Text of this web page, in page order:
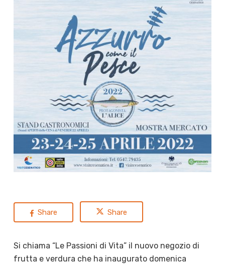
Share Share
Si chiama “Le Passioni di Vita” il nuovo negozio di
frutta e verdura che ha inaugurato domenica